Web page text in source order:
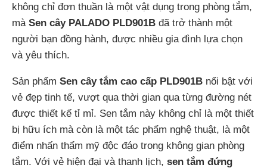
không chỉ đơn thuần là một vật dụng trong phòng tắm,
mà Sen cây PALADO PLD901B đã trở thành một
người bạn đồng hành, được nhiều gia đình lựa chọn
và yêu thích.
Sản phẩm Sen cây tắm cao cấp PLD901B nổi bật với
vẻ đẹp tinh tế, vượt qua thời gian qua từng đường nét
được thiết kế tỉ mỉ. Sen tắm này không chỉ là một thiết
bị hữu ích mà còn là một tác phẩm nghệ thuật, là một
điểm nhấn thẩm mỹ độc đáo trong không gian phòng
tắm. Với vẻ hiện đại và thanh lịch, sen tắm đứng